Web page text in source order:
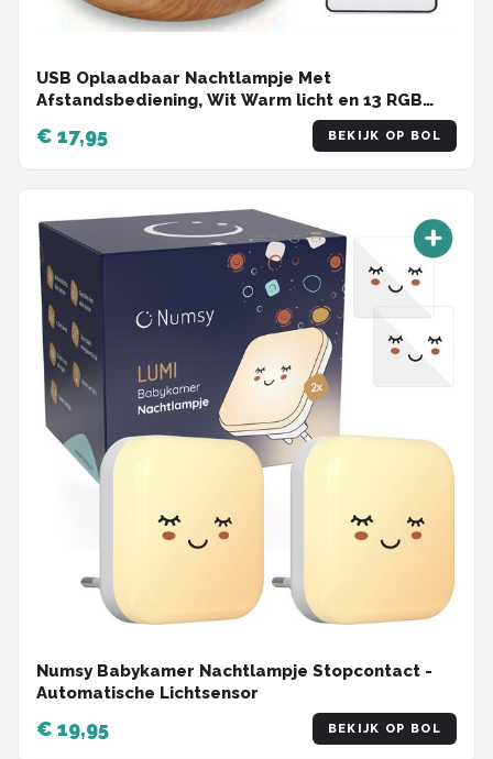
USB Oplaadbaar Nachtlampje Met
Afstandsbediening, Wit Warm licht en 13 RGB
kleuren - Wake-up Light - Sfeerlamp - LED
verlichting - Leeslamp - Tafellamp - Bedlamp
voor Baby, Kinderen & Volwassenen - Dimbaar -
Touch Control - 15CM
€ 17,95 BEKIJK OP BOL
Numsy Babykamer Nachtlampje Stopcontact -
Automatische Lichtsensor
€ 19,95 BEKIJK OP BOL